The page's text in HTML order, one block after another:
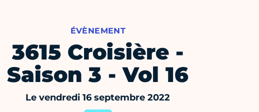
ÉVÈNEMENT
3615 Croisière -
Saison 3 - Vol 16
Le vendredi 16 septembre 2022